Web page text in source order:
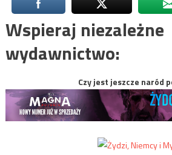
Wspieraj niezależne
wydawnictwo:
Czy jest jeszcze naród